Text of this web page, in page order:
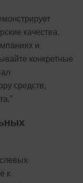
качества.
и
конкретные
средств,
к